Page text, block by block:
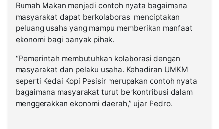
Rumah Makan menjadi contoh nyata bagaimana
masyarakat dapat berkolaborasi menciptakan
peluang usaha yang mampu memberikan manfaat
ekonomi bagi banyak pihak.
“Pemerintah membutuhkan kolaborasi dengan
masyarakat dan pelaku usaha. Kehadiran UMKM
seperti Kedai Kopi Pesisir merupakan contoh nyata
bagaimana masyarakat turut berkontribusi dalam
menggerakkan ekonomi daerah,” ujar Pedro.